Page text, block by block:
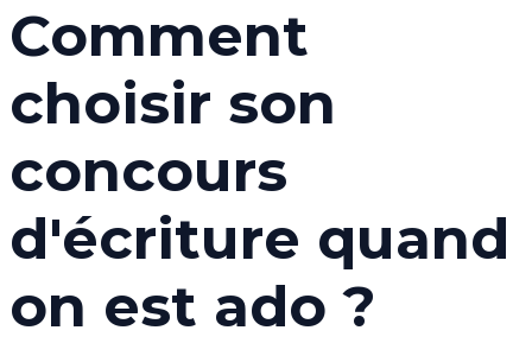
Comment
choisir son
concours
d'écriture quand
on est ado ?